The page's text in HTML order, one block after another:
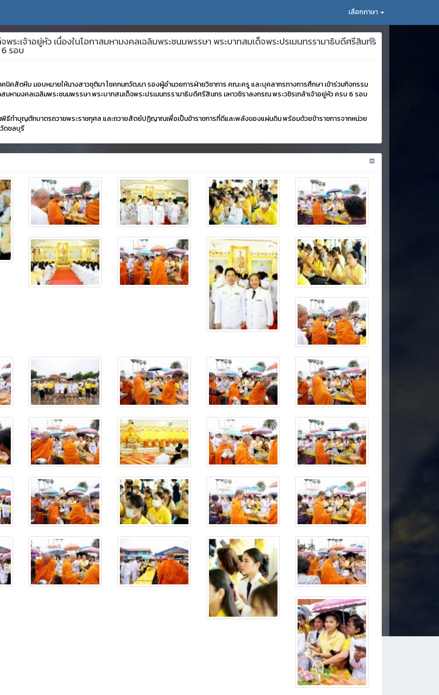
เลือกภาษา
พระเจ้าอยู่หัว เนื่องในโอกาสมหามงคลเฉลิมพระชนมพรรษา พระบาทสมเด็จพระปรเมนทรรามาธิบดีศรีสินทร
รอบ
นิคสัตหีบ มอบหมายให้นางสาวชุติมา โชคกนกวัฒนา รองผู้อำนวยการฝ่ายวิชาการ คณะครู และบุคลากรทางการศึกษา เข้าร่วมกิจกรรม
สมหามงคลเฉลิมพระชนมพรรษา พระบาทสมเด็จพระปรเมนทรรามาธิบดีศรีสินทร มหาวชิราลงกรณ พระวชิรเกล้าเจ้าอยู่หัว ครบ 6 รอบ
ธีทำบุญตักบาตรถวายพระราชกุศล และถวายสัตย์ปฏิญาณเพื่อเป็นข้าราชการที่ดีและพลังของแผ่นดิน พร้อมด้วยข้าราชการจากหน่วย
ดชลบุรี